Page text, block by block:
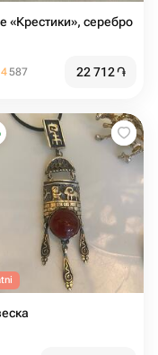
«Крестики», серебро
587 22 712֏